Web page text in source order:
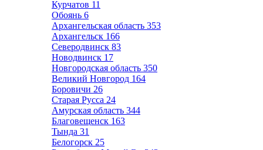
Курчатов 11
Обоянь 6
Архангельская область 353
Архангельск 166
Северодвинск 83
Новодвинск 17
Новгородская область 350
Великий Новгород 164
Боровичи 26
Старая Русса 24
Амурская область 344
Благовещенск 163
Тында 31
Белогорск 25